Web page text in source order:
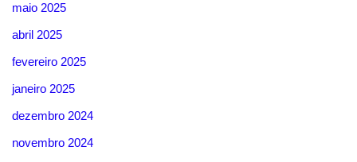
maio 2025
abril 2025
fevereiro 2025
janeiro 2025
dezembro 2024
novembro 2024